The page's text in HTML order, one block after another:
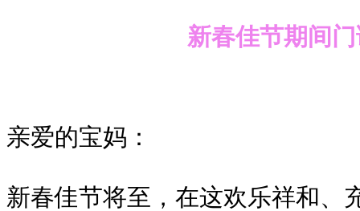
新春佳节期间
亲爱的宝妈：
新春佳节将至，在这欢乐祥和、